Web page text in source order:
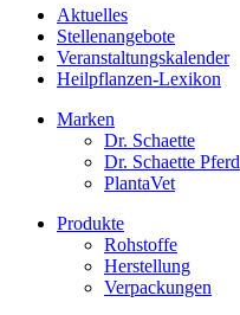
Aktuelles
Stellenangebote
Veranstaltungskalender
Heilpflanzen-Lexikon
Marken
Dr. Schaette
Dr. Schaette Pferd
PlantaVet
Produkte
Rohstoffe
Herstellung
Verpackungen